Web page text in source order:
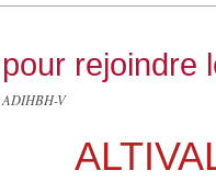
rejoindre
V